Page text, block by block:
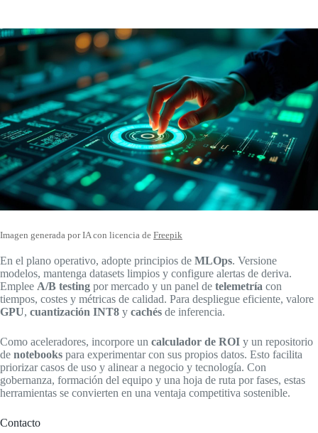
Imagen generada por IA con licencia de Freepik
En el plano operativo, adopte principios de MLOps. Versione
modelos, mantenga datasets limpios y configure alertas de deriva.
Emplee A/B testing por mercado y un panel de telemetría con
tiempos, costes y métricas de calidad. Para despliegue eficiente, valore
GPU, cuantización INT8 y cachés de inferencia.
Como aceleradores, incorpore un calculador de ROI y un repositorio
de notebooks para experimentar con sus propios datos. Esto facilita
priorizar casos de uso y alinear a negocio y tecnología. Con
gobernanza, formación del equipo y una hoja de ruta por fases, estas
herramientas se convierten en una ventaja competitiva sostenible.
Contacto